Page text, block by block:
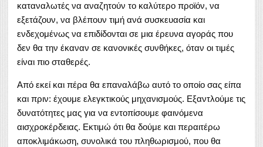
καταναλωτές να αναζητούν το καλύτερο προϊόν, να
εξετάζουν, να βλέπουν τιμή ανά συσκευασία και
ενδεχομένως να επιδίδονται σε μια έρευνα αγοράς που
δεν θα την έκαναν σε κανονικές συνθήκες, όταν οι τιμές
είναι πιο σταθερές.
Από εκεί και πέρα θα επαναλάβω αυτό το οποίο σας είπα
και πριν: έχουμε ελεγκτικούς μηχανισμούς. Εξαντλούμε τις
δυνατότητες μας για να εντοπίσουμε φαινόμενα
αισχροκέρδειας. Εκτιμώ ότι θα δούμε και περαιτέρω
αποκλιμάκωση, συνολικά του πληθωρισμού, που θα